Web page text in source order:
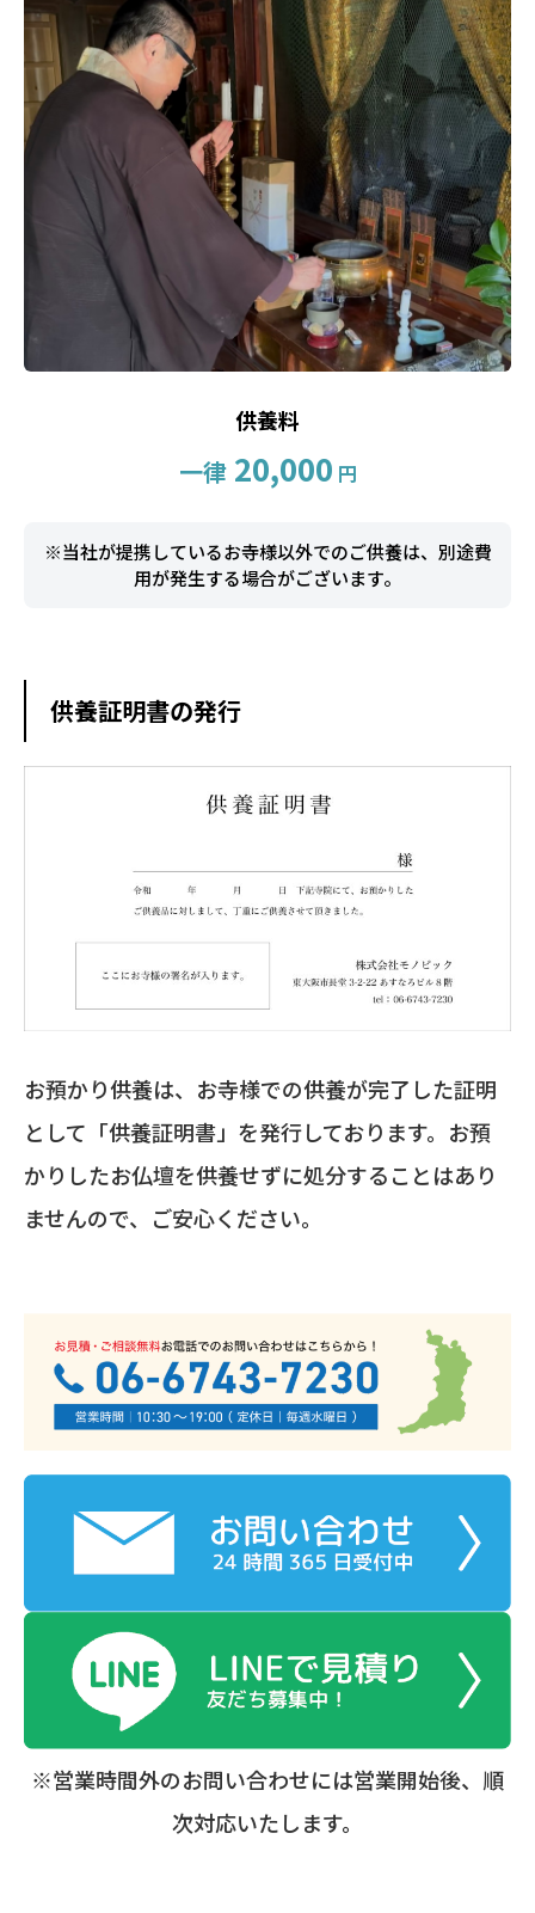
供養料
一律 20,000 円
※当社が提携しているお寺様以外でのご供養は、別途費
用が発生する場合がございます。
供養証明書の発行
お預かり供養は、お寺様での供養が完了した証明
として「供養証明書」を発行しております。お預
かりしたお仏壇を供養せずに処分することはあり
ませんので、ご安心ください。
※営業時間外のお問い合わせには営業開始後、順
次対応いたします。